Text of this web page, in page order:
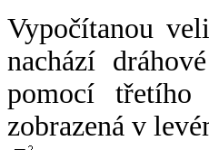
Vypočítanou
nachází
pomocí třetího
zobrazená v